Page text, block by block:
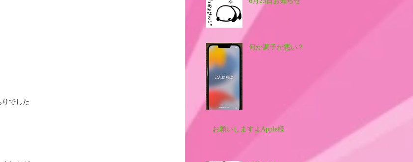
でした
何か調子が悪い？
お願いしますよApple様